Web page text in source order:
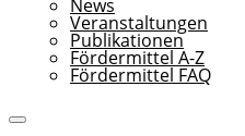
News
Veranstaltungen
Publikationen
Fördermittel A-Z
Fördermittel FAQ